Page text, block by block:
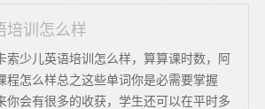
培训怎么样
索少儿英语培训怎么样，算算课时数，阿
程怎么样总之这些单词你是必需要掌握
你会有很多的收获，学生还可以在平时多